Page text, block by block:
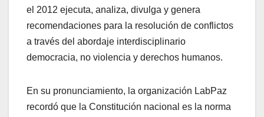
el 2012 ejecuta, analiza, divulga y genera
recomendaciones para la resolución de conflictos
a través del abordaje interdisciplinario
democracia, no violencia y derechos humanos.
En su pronunciamiento, la organización LabPaz
recordó que la Constitución nacional es la norma